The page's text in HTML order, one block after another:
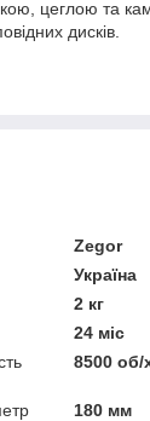
цеглою та
дисків.
Zegor
Україна
2 кг
24 міс
8500 об/
180 мм